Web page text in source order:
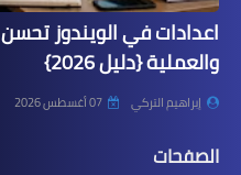
اعدادات في الويندوز تحسن
والعملية {دليل 2026}
إبراهيم التركي 07 أغسطس 2026
الصفحات